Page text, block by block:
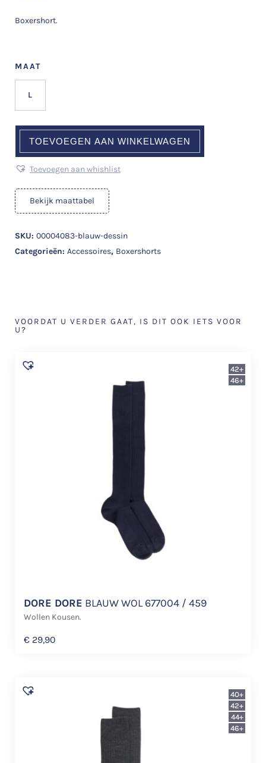
Boxershort.
MAAT
L
TOEVOEGEN AAN WINKELWAGEN
Toevoegen aan whishlist
Bekijk maattabel
SKU: 00004083-blauw-dessin
Categorieën: Accessoires, Boxershorts
VOORDAT U VERDER GAAT, IS DIT OOK IETS VOOR
U?
DORE DORE BLAUW WOL 677004 / 459
Wollen Kousen.
€ 29,90
42+
46+
40+
42+
44+
46+